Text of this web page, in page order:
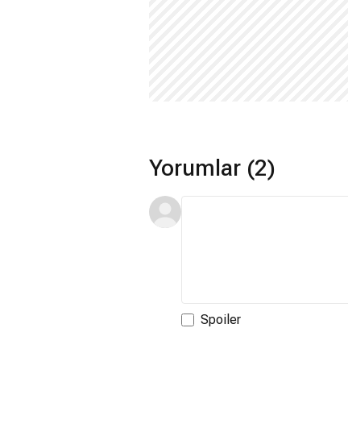
Yorumlar (2)
Spoiler